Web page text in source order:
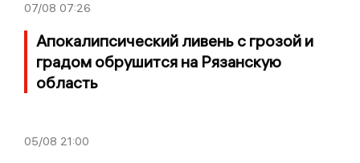
07/08 07:26
Апокалипсический ливень с грозой и
градом обрушится на Рязанскую
область
05/08 21:00